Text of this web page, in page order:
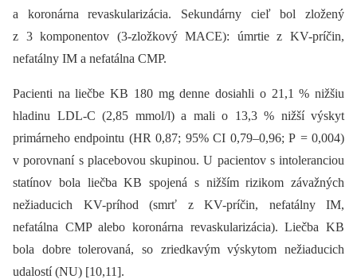
a koronárna revaskularizácia. Sekundárny cieľ bol zložený
z 3 komponentov (3-zložkový MACE): úmrtie z KV-príčin,
nefatálny IM a nefatálna CMP.
Pacienti na liečbe KB 180 mg denne dosiahli o 21,1 % nižšiu
hladinu LDL-C (2,85 mmol/l) a mali o 13,3 % nižší výskyt
primárneho endpointu (HR 0,87; 95% CI 0,79–0,96; P = 0,004)
v porovnaní s placebovou skupinou. U pacientov s intoleranciou
statínov bola liečba KB spojená s nižším rizikom závažných
nežiaducich KV-príhod (smrť z KV-príčin, nefatálny IM,
nefatálna CMP alebo koronárna revaskularizácia). Liečba KB
bola dobre tolerovaná, so zriedkavým výskytom nežiaducich
udalostí (NU) [10,11].